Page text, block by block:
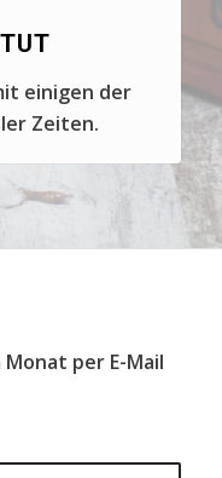
einigen der
Zeiten.
per E-Mail